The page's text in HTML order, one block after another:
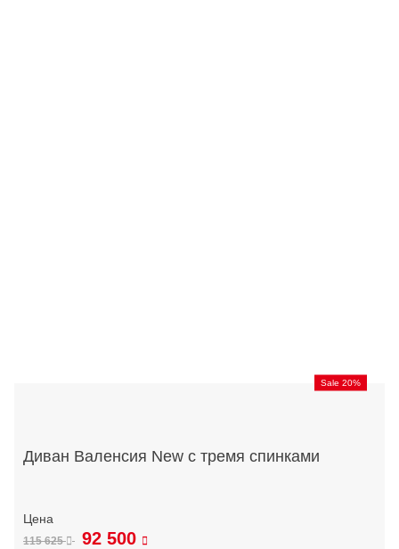
Sale 20%
Диван Валенсия New с тремя спинками
115 625 92 500